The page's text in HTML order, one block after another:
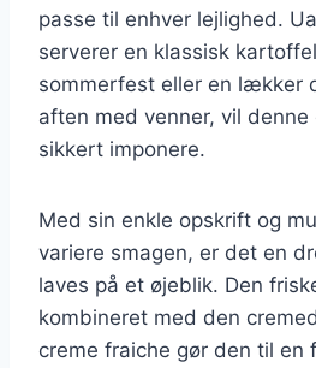
passe til enhver lejlighed.
serverer en klassisk
sommerfest eller en lækker
aften med venner, vil
sikkert imponere.
Med sin enkle opskrift og
variere smagen, er det en
laves på et øjeblik. Den
kombineret med den
creme fraiche gør den til en